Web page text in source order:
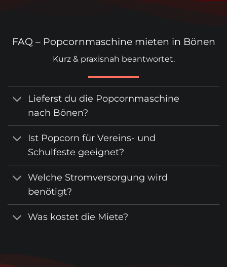
FAQ – Popcornmaschine mieten in Bönen
Kurz & praxisnah beantwortet.
Lieferst du die Popcornmaschine
nach Bönen?
Ist Popcorn für Vereins- und
Schulfeste geeignet?
Welche Stromversorgung wird
benötigt?
Was kostet die Miete?